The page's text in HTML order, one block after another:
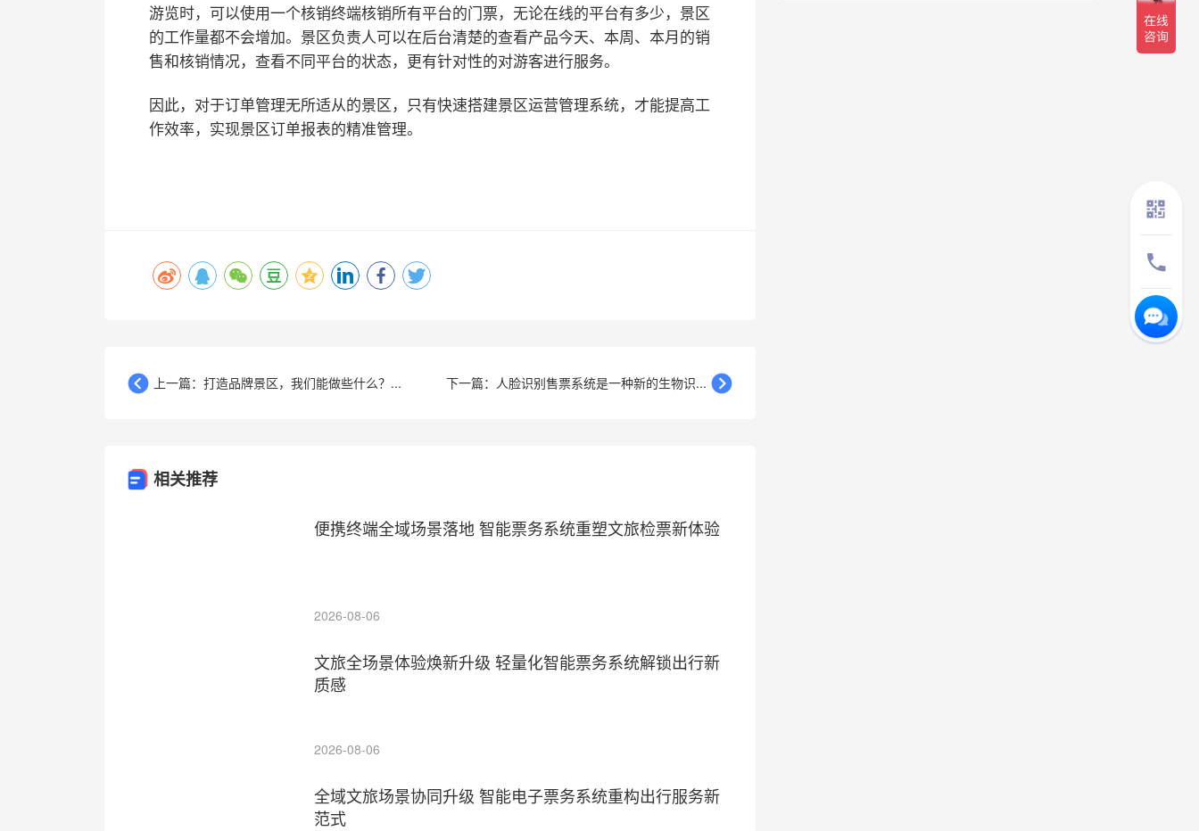
游览时，可以使用一个核销终端核销所有平台的门票，无论在线的平台有多少，景区
的工作量都不会增加。景区负责人可以在后台清楚的查看产品今天、本周、本月的销
售和核销情况，查看不同平台的状态，更有针对性的对游客进行服务。
因此，对于订单管理无所适从的景区，只有快速搭建景区运营管理系统，才能提高工
作效率，实现景区订单报表的精准管理。
上一篇：打造品牌景区，我们能做些什么？... 下一篇：人脸识别售票系统是一种新的生物识...
相关推荐
便携终端全域场景落地 智能票务系统重塑文旅检票新体验
2026-08-06
文旅全场景体验焕新升级 轻量化智能票务系统解锁出行新
质感
2026-08-06
全域文旅场景协同升级 智能电子票务系统重构出行服务新
范式